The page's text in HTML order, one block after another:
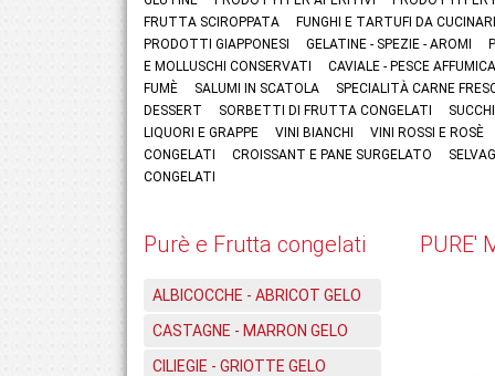
FRUTTA SCIROPPATA
FUNGHI E TARTUFI DA
PRODOTTI GIAPPONESI
GELATINE - SPEZIE - AROMI
E MOLLUSCHI CONSERVATI
CAVIALE - PESCE
FUMÈ
SALUMI IN SCATOLA
SPECIALITÀ CARNE
DESSERT
SORBETTI DI FRUTTA CONGELATI
LIQUORI E GRAPPE
VINI BIANCHI
VINI ROSSI E ROSÈ
CONGELATI
CROISSANT E PANE SURGELATO
CONGELATI
Purè e Frutta congelati
ALBICOCCHE - ABRICOT GELO
CASTAGNE - MARRON GELO
CILIEGIE - GRIOTTE GELO
PURE'